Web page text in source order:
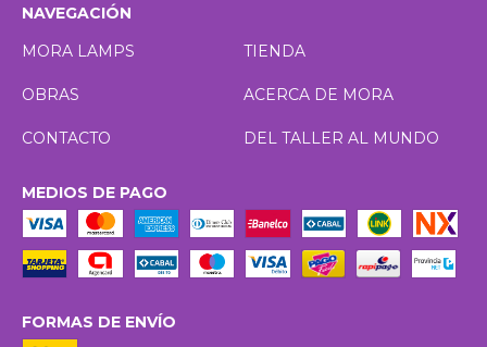
NAVEGACIÓN
MORA LAMPS
TIENDA
OBRAS ACERCA DE MORA
CONTACTO DEL TALLER AL MUNDO
MEDIOS DE PAGO
FORMAS DE ENVÍO